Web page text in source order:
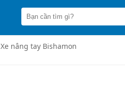
Xe nâng tay Bishamon